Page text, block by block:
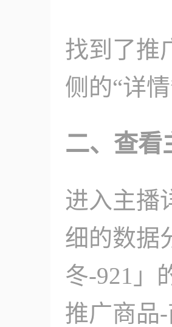
找到了推
侧的“详
二、查看
进入主播
细的数据
冬-921」
推广商品